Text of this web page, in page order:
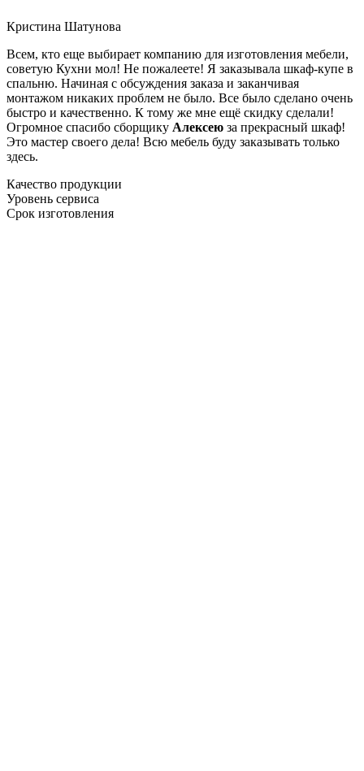
Кристина Шатунова
Всем, кто еще выбирает компанию для изготовления мебели,
советую Кухни мол! Не пожалеете! Я заказывала шкаф-купе в
спальню. Начиная с обсуждения заказа и заканчивая
монтажом никаких проблем не было. Все было сделано очень
быстро и качественно. К тому же мне ещё скидку сделали!
Огромное спасибо сборщику Алексею за прекрасный шкаф!
Это мастер своего дела! Всю мебель буду заказывать только
здесь.
Качество продукции
Уровень сервиса
Срок изготовления